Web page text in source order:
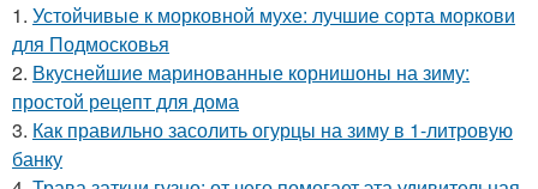
1. Устойчивые к морковной мухе: лучшие сорта моркови
для Подмосковья
2. Вкуснейшие маринованные корнишоны на зиму:
простой рецепт для дома
3. Как правильно засолить огурцы на зиму в 1-литровую
банку